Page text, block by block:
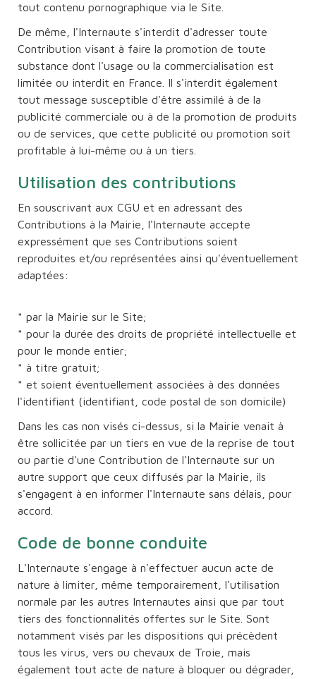
tout contenu pornographique via le Site.
De même, l'Internaute s'interdit d'adresser toute
Contribution visant à faire la promotion de toute
substance dont l'usage ou la commercialisation est
limitée ou interdit en France. Il s'interdit également
tout message susceptible d'être assimilé à de la
publicité commerciale ou à de la promotion de produits
ou de services, que cette publicité ou promotion soit
profitable à lui-même ou à un tiers.
Utilisation des contributions
En souscrivant aux CGU et en adressant des
Contributions à la Mairie, l'Internaute accepte
expressément que ses Contributions soient
reproduites et/ou représentées ainsi qu'éventuellement
adaptées:
* par la Mairie sur le Site;
* pour la durée des droits de propriété intellectuelle et
pour le monde entier;
* à titre gratuit;
* et soient éventuellement associées à des données
l'identifiant (identifiant, code postal de son domicile)
Dans les cas non visés ci-dessus, si la Mairie venait à
être sollicitée par un tiers en vue de la reprise de tout
ou partie d'une Contribution de l'Internaute sur un
autre support que ceux diffusés par la Mairie, ils
s'engagent à en informer l'Internaute sans délais, pour
accord.
Code de bonne conduite
L'Internaute s'engage à n'effectuer aucun acte de
nature à limiter, même temporairement, l'utilisation
normale par les autres Internautes ainsi que par tout
tiers des fonctionnalités offertes sur le Site. Sont
notamment visés par les dispositions qui précèdent
tous les virus, vers ou chevaux de Troie, mais
également tout acte de nature à bloquer ou dégrader,